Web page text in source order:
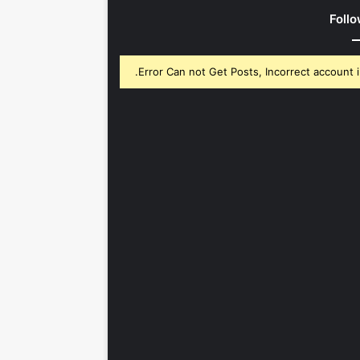
Error Can not Get Posts, Incorrect account